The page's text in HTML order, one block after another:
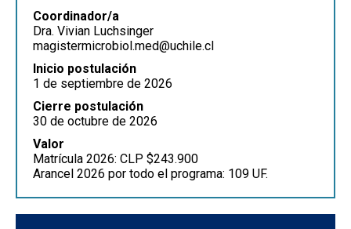
Coordinador/a
Dra. Vivian Luchsinger
magistermicrobiol.med@uchile.cl
Inicio postulación
1 de septiembre de 2026
Cierre postulación
30 de octubre de 2026
Valor
Matrícula 2026: CLP $243.900
Arancel 2026 por todo el programa: 109 UF.